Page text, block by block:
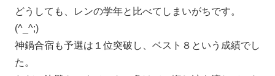
どうしても、レンの学年と比べてしまいがちです。
(^_^;)
神鍋合宿も予選は１位突破し、ベスト８という成績でし
た。